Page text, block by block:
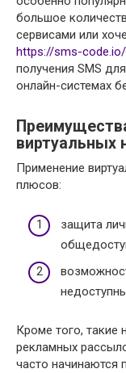
большое
сервисами или
https://sms-
получения SMS
онлайн-системах
виртуальных
Применение
плюсов:
защита
Кроме того, такие
рекламных
часто начинаются